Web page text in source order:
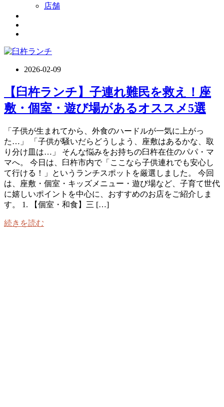
店舗
2026-02-09
【臼杵ランチ】子連れ難民を救え！座
敷・個室・遊び場があるオススメ5選
「子供が生まれてから、外食のハードルが一気に上がっ
た…」 「子供が騒いだらどうしよう、座敷はあるかな、取
り分け皿は…」 そんな悩みをお持ちの臼杵在住のパパ・マ
マへ。 今日は、臼杵市内で「ここなら子供連れでも安心し
て行ける！」というランチスポットを厳選しました。 今回
は、座敷・個室・キッズメニュー・遊び場など、子育て世代
に嬉しいポイントを中心に、おすすめのお店をご紹介しま
す。 1. 【個室・和食】三 […]
続きを読む